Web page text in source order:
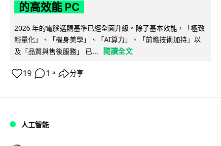
的高效能 PC
2026 年的電腦選購基準已經全面升級。除了基本效能，「極致
輕量化」、「機身美學」、「AI算力」、「前瞻技術加持」以
及「品質與售後服務」 已...
閱讀全文
19 1 ↗ 分享
人工智能